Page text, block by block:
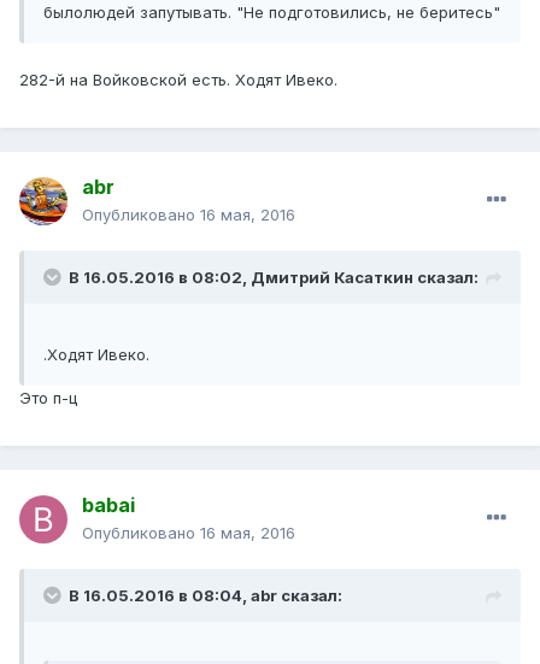
былолюдей запутывать. "Не подготовились, не беритесь"
282-й на Войковской есть. Ходят Ивеко.
abr
Опубликовано 16 мая, 2016
В 16.05.2016 в 08:02, Дмитрий Касаткин сказал:
.Ходят Ивеко.
Это п-ц
babai
Опубликовано 16 мая, 2016
В 16.05.2016 в 08:04, abr сказал: